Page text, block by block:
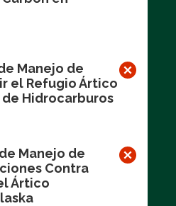
Manejo de
el Refugio Ártico
Hidrocarburos
Manejo de
Contra
Ártico